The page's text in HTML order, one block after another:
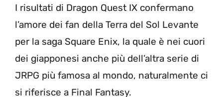
I risultati di Dragon Quest IX confermano
l’amore dei fan della Terra del Sol Levante
per la saga Square Enix, la quale è nei cuori
dei giapponesi anche più dell’altra serie di
JRPG più famosa al mondo, naturalmente ci
si riferisce a Final Fantasy.